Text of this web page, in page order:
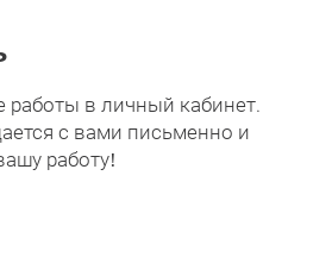
работы в личный кабинет.
с вами письменно и
работу!